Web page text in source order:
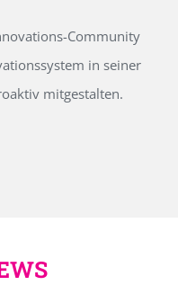
Community
in seiner
mitgestalten.